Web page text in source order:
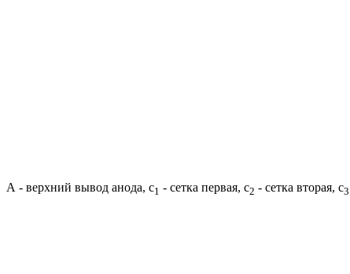
А - верхний вывод анода, с1 - сетка первая, с2 - сетка вторая, с3